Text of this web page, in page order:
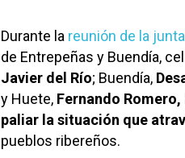
Durante la reunión de la
de Entrepeñas y Buendía,
Javier del Río; Buendía,
y Huete, Fernando Romero,
paliar la situación que
pueblos ribereños.